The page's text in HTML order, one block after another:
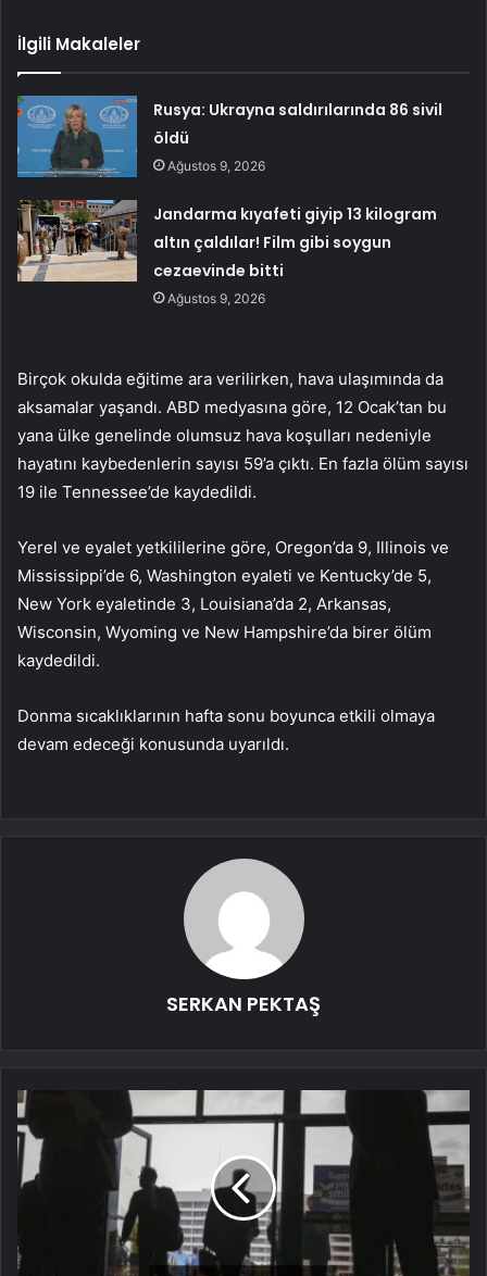
İlgili Makaleler
Rusya: Ukrayna saldırılarında 86 sivil
öldü
Ağustos 9, 2026
Jandarma kıyafeti giyip 13 kilogram
altın çaldılar! Film gibi soygun
cezaevinde bitti
Ağustos 9, 2026
Birçok okulda eğitime ara verilirken, hava ulaşımında da
aksamalar yaşandı. ABD medyasına göre, 12 Ocak’tan bu
yana ülke genelinde olumsuz hava koşulları nedeniyle
hayatını kaybedenlerin sayısı 59’a çıktı. En fazla ölüm sayısı
19 ile Tennessee’de kaydedildi.
Yerel ve eyalet yetkililerine göre, Oregon’da 9, Illinois ve
Mississippi’de 6, Washington eyaleti ve Kentucky’de 5,
New York eyaletinde 3, Louisiana’da 2, Arkansas,
Wisconsin, Wyoming ve New Hampshire’da birer ölüm
kaydedildi.
Donma sıcaklıklarının hafta sonu boyunca etkili olmaya
devam edeceği konusunda uyarıldı.
SERKAN PEKTAŞ